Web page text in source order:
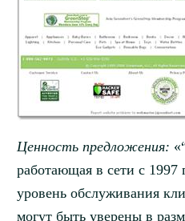
Ценность предложения:
работающая в сети с 1997
уровень обслуживания
могут быть уверены в